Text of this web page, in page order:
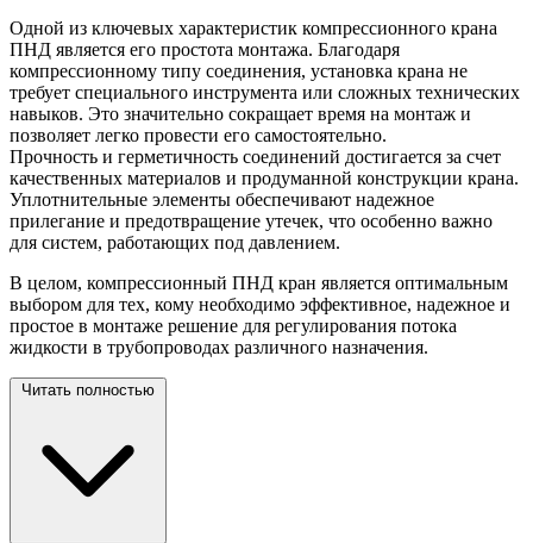
Одной из ключевых характеристик компрессионного крана
ПНД является его простота монтажа. Благодаря
компрессионному типу соединения, установка крана не
требует специального инструмента или сложных технических
навыков. Это значительно сокращает время на монтаж и
позволяет легко провести его самостоятельно.
Прочность и герметичность соединений достигается за счет
качественных материалов и продуманной конструкции крана.
Уплотнительные элементы обеспечивают надежное
прилегание и предотвращение утечек, что особенно важно
для систем, работающих под давлением.
В целом, компрессионный ПНД кран является оптимальным
выбором для тех, кому необходимо эффективное, надежное и
простое в монтаже решение для регулирования потока
жидкости в трубопроводах различного назначения.
Читать полностью